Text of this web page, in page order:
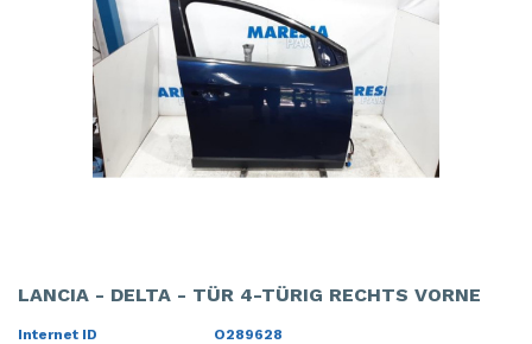
LANCIA - DELTA - TÜR 4-TÜRIG RECHTS VORNE
Internet ID
O289628